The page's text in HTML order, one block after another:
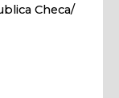
Checa/